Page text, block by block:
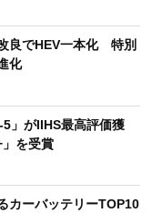
良でHEV一本化 特別
化
」がIIHS最高評価獲
を受賞
カーバッテリーTOP10